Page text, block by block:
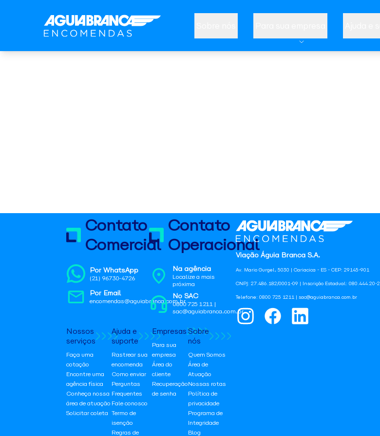
Viação Águia Branca S.A.
Av. Mario Gurgel, 5030 | Cariacica - ES - CEP: 29145-901
CNPJ: 27.486.182/0001-09 | Inscrição Estadual: 080.444.20-2
Telefone: 0800 725 1211 | sac@aguiabranca.com.br
Contato
Comercial
Por WhatsApp
(21) 96730-4726
Por Email
encomendas@aguiabranca.com.br
Contato
Operacional
Na agência
Localize a mais
próxima
No SAC
0800 725 1211 |
sac@aguiabranca.com.br
Nossos
serviços
Faça uma
cotação
Encontre uma
agência física
Conheça nossa
área de atuação
Solicitar coleta
Ajuda e
suporte
Rastrear sua
encomenda
Como enviar
Perguntas
Frequentes
Fale conosco
Termo de
isenção
Regras de
Empresas
Para sua
empresa
Área do
cliente
Recuperação
de senha
Sobre
nós
Quem Somos
Área de
Atuação
Nossas rotas
Política de
privacidade
Programa de
Integridade
Blog